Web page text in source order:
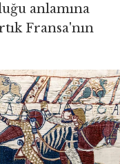
anlamına
Fransa'nın